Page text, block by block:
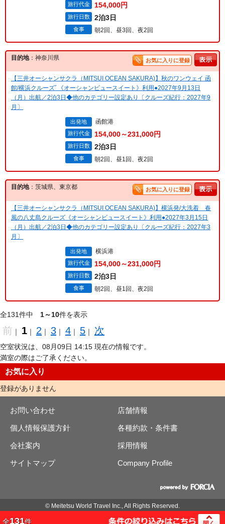
旅行代金 154,000円
旅行日数 2泊3日
食事 朝2回、昼3回、夜2回
目的地：神奈川県 お気に入りに登録
【三井オーシャンサクラ（MITSUI OCEAN SAKURA)】秋のワンウェイ 函
館/横浜クルーズﾞ《オーシャンビュースイート》利用●2027年9月13日
（月）出航／2泊3日◆他のカテゴリー設定あり〔クルーズ紀行：2027年9
月〕
出発地 函館港
旅行代金 154,000～231,000円
旅行日数 2泊3日
食事 朝2回、昼1回、夜2回
目的地：茨城県、東京都 お気に入りに登録
【三井オーシャンサクラ（MITSUI OCEAN SAKURA)】横浜発/大洗着 春
風の八丈島クルーズ《オーシャンビュースイート》利用●2027年3月15日
（月）出航／2泊3日◆他のカテゴリー設定あり〔クルーズ紀行：2027年3
月〕
出発地 横浜港
旅行代金 154,000～231,000円
旅行日数 2泊3日
食事 朝2回、昼1回、夜2回
全131件中 1～10件を表示
前 ｜ 1 ｜ 2 ｜ 3 ｜ 4 ｜ 5 ｜ 次
空室状況は、08月09日 14:15 現在の情報です。
満室の際はご了承ください。
お気に入り
登録がありません
お問い合わせ 店舗情報
個人情報保護方針 各種約款・条件書
会社案内 採用情報
サイトマップ Company Profile
© Meitetsu World Travel Inc., All Rights Reserved.
全131件